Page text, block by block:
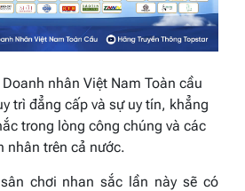
nhân Việt Nam Toàn cầu
trì đẳng cấp và sự uy tín, khẳng
trong lòng công chúng và các
nhân trên cả nước.
chơi nhan sắc lần này sẽ có